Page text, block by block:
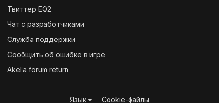
Твиттер EQ2
Чат с разработчиками
Служба поддержки
Сообщить об ошибке в игре
Akella forum return
Язык Cookie-файлы